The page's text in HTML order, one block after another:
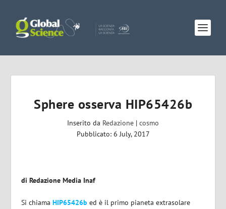
Sphere osserva HIP65426b
Inserito da Redazione | cosmo
Pubblicato: 6 July, 2017
di Redazione Media Inaf
Si chiamaHIP65426b ed è il primo pianeta extrasolare